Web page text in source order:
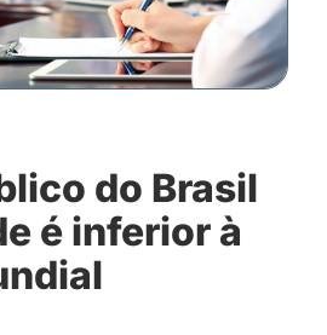
do Brasil
é inferior à